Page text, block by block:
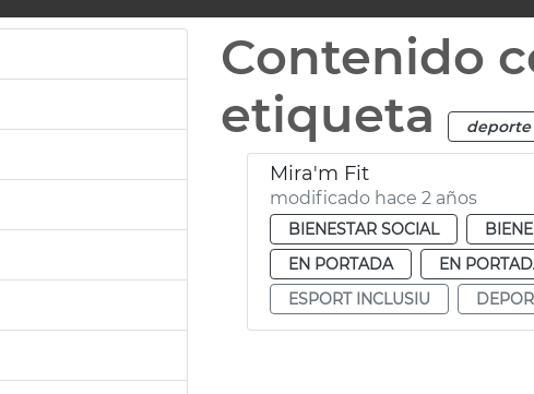
Contenido
etiqueta
deporte
Mira'm Fit
modificado hace 2 años
BIENESTAR SOCIAL
EN PORTADA
EN
ESPORT INCLUSIU